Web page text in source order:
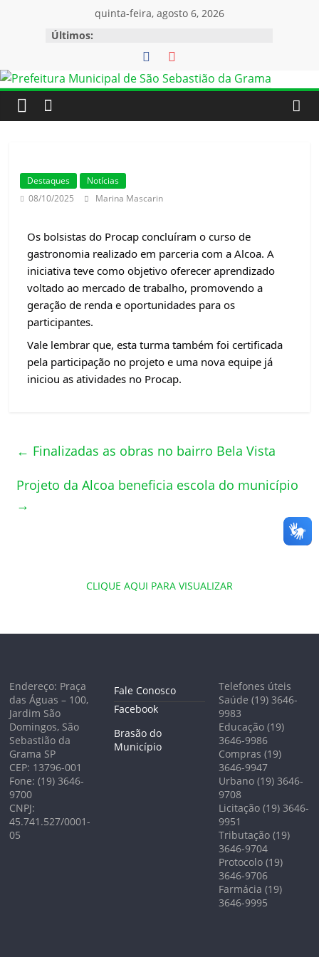
quinta-feira, agosto 6, 2026
Últimos:
Destaques
Notícias
08/10/2025
Marina Mascarin
Os bolsistas do Procap concluíram o curso de
gastronomia realizado em parceria com a Alcoa. A
iniciativa teve como objetivo oferecer aprendizado
voltado ao mercado detrabalho, promovendo a
geração de renda e oportunidades para os
participantes.
Vale lembrar que, esta turma também foi certificada
pela participação no projeto e uma nova equipe já
iniciou as atividades no Procap.
← Finalizadas as obras no bairro Bela Vista
Projeto da Alcoa beneficia escola do município
→
CLIQUE AQUI PARA VISUALIZAR
Endereço: Praça
das Águas – 100,
Jardim São
Domingos, São
Sebastião da
Grama SP
CEP: 13796-001
Fone: (19) 3646-
9700
CNPJ:
45.741.527/0001-
05
Fale Conosco
Facebook
Brasão do
Município
Telefones úteis
Saúde (19) 3646-
9983
Educação (19)
3646-9986
Compras (19)
3646-9947
Urbano (19) 3646-
9708
Licitação (19) 3646-
9951
Tributação (19)
3646-9704
Protocolo (19)
3646-9706
Farmácia (19)
3646-9995